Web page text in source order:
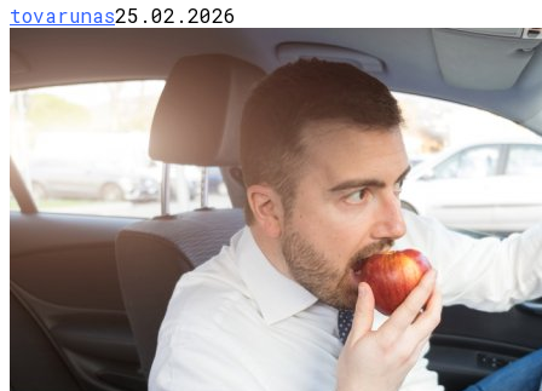
tovarunas25.02.2026